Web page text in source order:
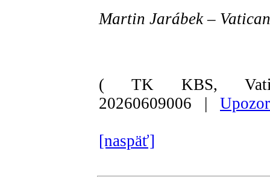
Martin Jarábek –
( TK KBS,
20260609006 |
[naspäť]